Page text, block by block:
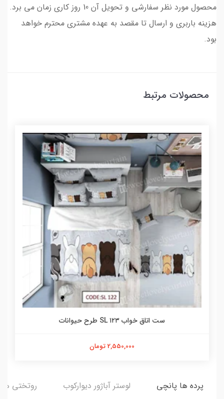
محصول مورد نظر سفارشی و تحویل آن 10 روز کاری زمان می برد.
هزینه باربری و ارسال تا مقصد به عهده مشتری محترم خواهد
بود.
محصولات مرتبط
ست اتاق خواب ۱۲۳ SL طرح حیوانات
2,550,000 تومان
پرده ها پانچی لوستر آباژور دیوارکوب روتختی ها